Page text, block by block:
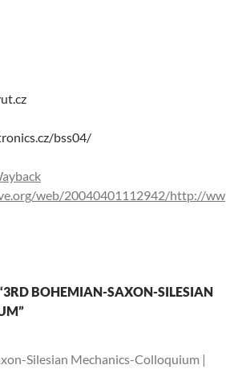
bss04/
web/20040401112942/http://ww
BOHEMIAN-SAXON-SILESIAN
Silesian Mechanics-Colloquium |